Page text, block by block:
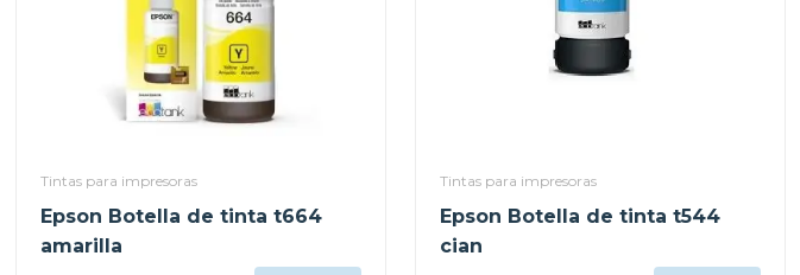
Tintas para impresoras
Epson Botella de tinta t664
amarilla
Tintas para impresoras
Epson Botella de tinta t544
cian